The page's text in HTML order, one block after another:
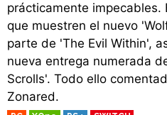
prácticamente impecables.
que muestren el nuevo
parte de 'The Evil Within',
nueva entrega numerada
Scrolls'. Todo ello
Zonared.